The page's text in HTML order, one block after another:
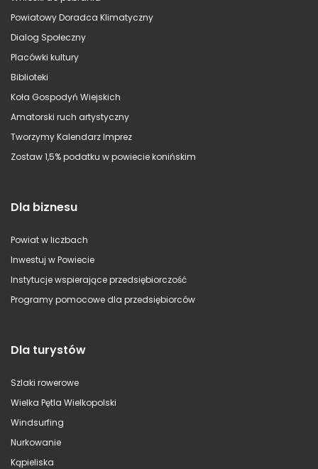
Powiatowy Doradca Klimatyczny
Dialog Społeczny
Placówki kultury
Biblioteki
Koła Gospodyń Wiejskich
Amatorski ruch artystyczny
Tworzymy Kalendarz Imprez
Zostaw 1,5% podatku w powiecie konińskim
Dla biznesu
Powiat w liczbach
Inwestuj w Powiecie
Instytucje wspierające przedsiębiorczość
Programy pomocowe dla przedsiębiorców
Dla turystów
Szlaki rowerowe
Wielka Pętla Wielkopolski
Windsurfing
Nurkowanie
Kąpieliska